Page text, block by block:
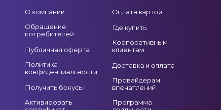
О компании
Обращение
потребителей
Публичная оферта
Политика
конфиденциальности
Получить бонусы
Активировать
Оплата картой
Где купить
Корпоративным
клиентам
Доставка и оплата
Провайдерам
впечатлений
Программа